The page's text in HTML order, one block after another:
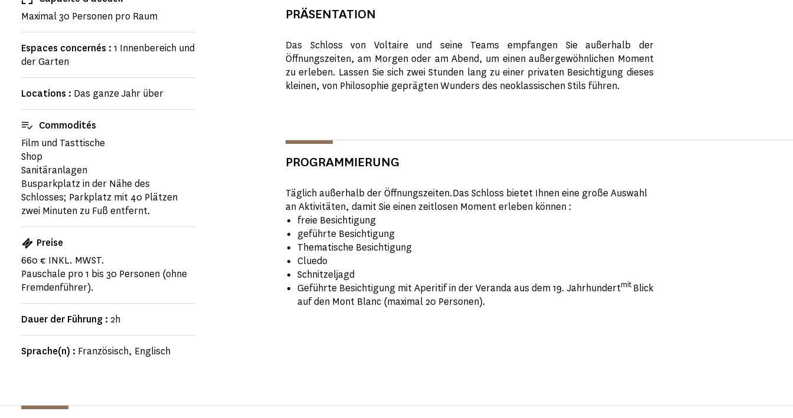
Maximal 30 Personen pro Raum
Espaces concernés : 1 Innenbereich und
der Garten
Locations : Das ganze Jahr über
Commodités
Film und Tasttische
Shop
Sanitäranlagen
Busparkplatz in der Nähe des
Schlosses; Parkplatz mit 40 Plätzen
zwei Minuten zu Fuß entfernt.
Preise
660 € INKL. MWST.
Pauschale pro 1 bis 30 Personen (ohne
Fremdenführer).
Dauer der Führung : 2h
Sprache(n) : Französisch, Englisch
PRÄSENTATION
Das Schloss von Voltaire und seine Teams empfangen Sie außerhalb der
Öffnungszeiten, am Morgen oder am Abend, um einen außergewöhnlichen Moment
zu erleben. Lassen Sie sich zwei Stunden lang zu einer privaten Besichtigung dieses
kleinen, von Philosophie geprägten Wunders des neoklassischen Stils führen.
PROGRAMMIERUNG
Täglich außerhalb der Öffnungszeiten.Das Schloss bietet Ihnen eine große Auswahl
an Aktivitäten, damit Sie einen zeitlosen Moment erleben können :
freie Besichtigung
geführte Besichtigung
Thematische Besichtigung
Cluedo
Schnitzeljagd
Geführte Besichtigung mit Aperitif in der Veranda aus dem 19. Jahrhundertmit Blick
auf den Mont Blanc (maximal 20 Personen).